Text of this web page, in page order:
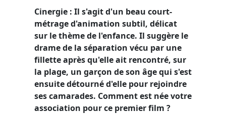
Cinergie : Il s'agit d'un beau court-
métrage d'animation subtil, délicat
sur le thème de l'enfance. Il suggère le
drame de la séparation vécu par une
fillette après qu'elle ait rencontré, sur
la plage, un garçon de son âge qui s'est
ensuite détourné d'elle pour rejoindre
ses camarades. Comment est née votre
association pour ce premier film ?